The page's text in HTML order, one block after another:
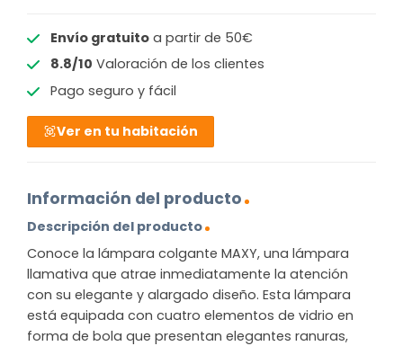
Envío gratuitoa partir de 50€
8.8/10 Valoración de los clientes
Pago seguro y fácil
Ver en tu habitación
Información del producto
Descripción del producto
Conoce la lámpara colgante MAXY, una lámpara
llamativa que atrae inmediatamente la atención
con su elegante y alargado diseño. Esta lámpara
está equipada con cuatro elementos de vidrio en
forma de bola que presentan elegantes ranuras,